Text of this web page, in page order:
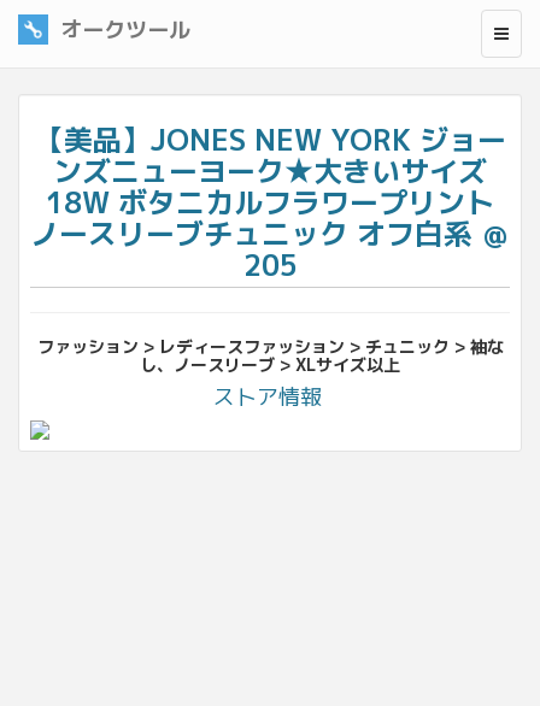
オークツール
【美品】JONES NEW YORK ジョー
ンズニューヨーク★大きいサイズ
18W ボタニカルフラワープリント
ノースリーブチュニック オフ白系 ＠
205
ファッション > レディースファッション > チュニック > 袖な
し、ノースリーブ > XLサイズ以上
ストア情報